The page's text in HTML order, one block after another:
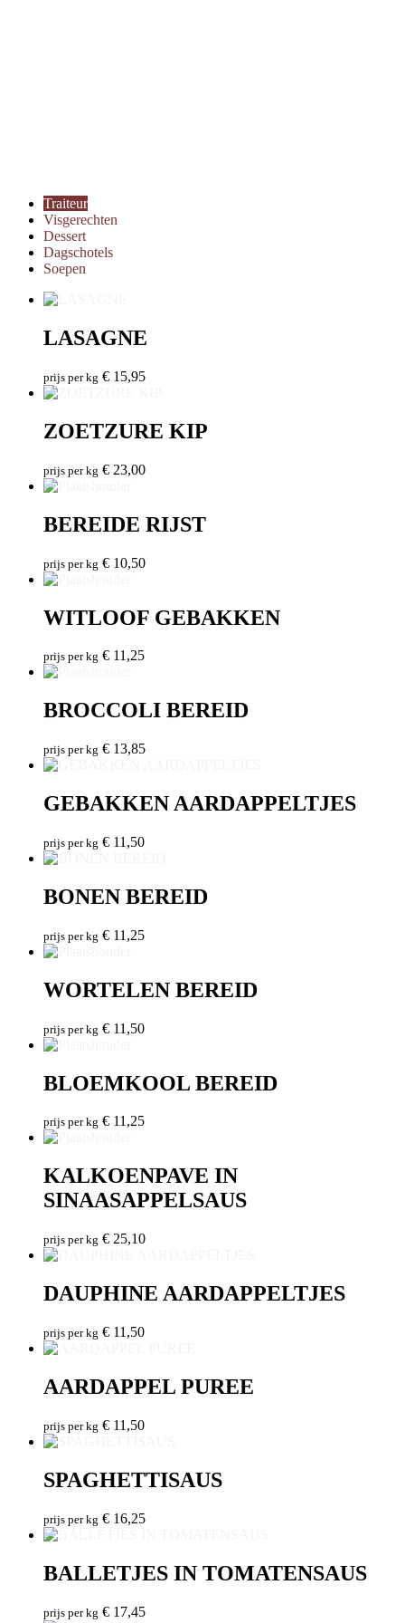
Traiteur
Visgerechten
Dessert
Dagschotels
Soepen
LASAGNE
prijs per kg € 15,95
ZOETZURE KIP
prijs per kg € 23,00
BEREIDE RIJST
prijs per kg € 10,50
WITLOOF GEBAKKEN
prijs per kg € 11,25
BROCCOLI BEREID
prijs per kg € 13,85
GEBAKKEN AARDAPPELTJES
prijs per kg € 11,50
BONEN BEREID
prijs per kg € 11,25
WORTELEN BEREID
prijs per kg € 11,50
BLOEMKOOL BEREID
prijs per kg € 11,25
KALKOENPAVE IN
SINAASAPPELSAUS
prijs per kg € 25,10
DAUPHINE AARDAPPELTJES
prijs per kg € 11,50
AARDAPPEL PUREE
prijs per kg € 11,50
SPAGHETTISAUS
prijs per kg € 16,25
BALLETJES IN TOMATENSAUS
prijs per kg € 17,45